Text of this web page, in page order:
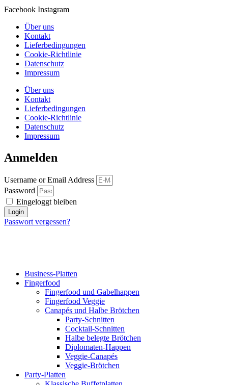
Facebook Instagram
Über uns
Kontakt
Lieferbedingungen
Cookie-Richtlinie
Datenschutz
Impressum
Über uns
Kontakt
Lieferbedingungen
Cookie-Richtlinie
Datenschutz
Impressum
Anmelden
Username or Email Address
Password
Eingeloggt bleiben
Login
Passwort vergessen?
Business-Platten
Fingerfood
Fingerfood und Gabelhappen
Fingerfood Veggie
Canapés und Halbe Brötchen
Party-Schnitten
Cocktail-Schnitten
Halbe belegte Brötchen
Diplomaten-Happen
Veggie-Canapés
Veggie-Brötchen
Party-Platten